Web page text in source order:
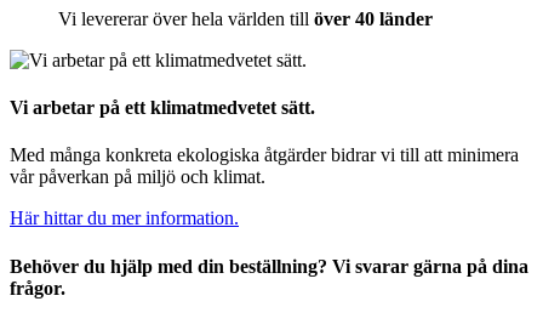
Vi levererar över hela världen till över 40 länder
Vi arbetar på ett klimatmedvetet sätt.
Med många konkreta ekologiska åtgärder bidrar vi till att minimera
vår påverkan på miljö och klimat.
Här hittar du mer information.
Behöver du hjälp med din beställning? Vi svarar gärna på dina
frågor.